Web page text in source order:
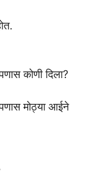
कोणी दिला?
मोठ्या आईने